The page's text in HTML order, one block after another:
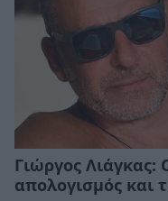
Γιώργος Λιάγκας:
απολογισμός και